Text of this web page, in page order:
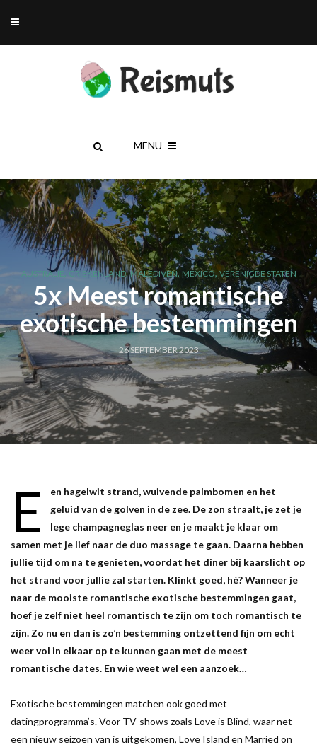
MENU
AUSTRALIË GRIEKENLAND,MALEDIVEN, MEXICO,VERENIGDE STATEN
5x Meest romantische
exotische bestemmingen
26 SEPTEMBER 2023
E
en hagelwit strand, wuivende palmbomen en het
geluid van de golven in de zee. De zon straalt, je zet je
lege champagneglas neer en je maakt je klaar om
samen met je lief naar de duo massage te gaan. Daarna hebben
jullie tijd om na te genieten, voordat het diner bij kaarslicht op
het strand voor jullie zal starten. Klinkt goed, hè? Wanneer je
naar de mooiste romantische exotische bestemmingen gaat,
hoef je zelf niet heel romantisch te zijn om toch romantisch te
zijn. Zo nu en dan is zo’n bestemming ontzettend fijn om echt
weer vol in elkaar op te kunnen gaan met de meest
romantische dates. En wie weet wel een aanzoek…
Exotische bestemmingen matchen ook goed met
datingprogramma’s. Voor TV-shows zoals Love is Blind, waar net
een nieuw seizoen van is uitgekomen, Love Island en Married on